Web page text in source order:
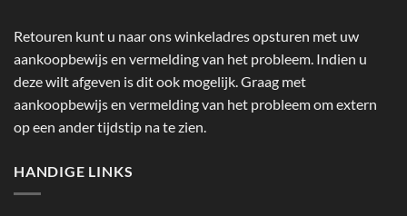
Retouren kunt u naar ons winkeladres opsturen met uw
aankoopbewijs en vermelding van het probleem. Indien u
deze wilt afgeven is dit ook mogelijk. Graag met
aankoopbewijs en vermelding van het probleem om extern
op een ander tijdstip na te zien.
HANDIGE LINKS